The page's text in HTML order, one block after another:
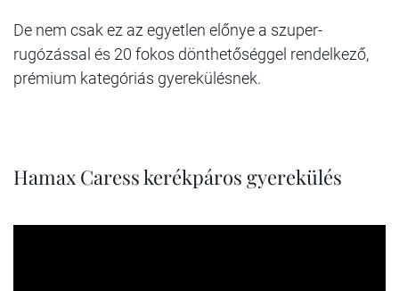
De nem csak ez az egyetlen előnye a szuper-
rugózással és 20 fokos dönthetőséggel rendelkező,
prémium kategóriás gyerekülésnek.
Hamax Caress kerékpáros gyerekülés